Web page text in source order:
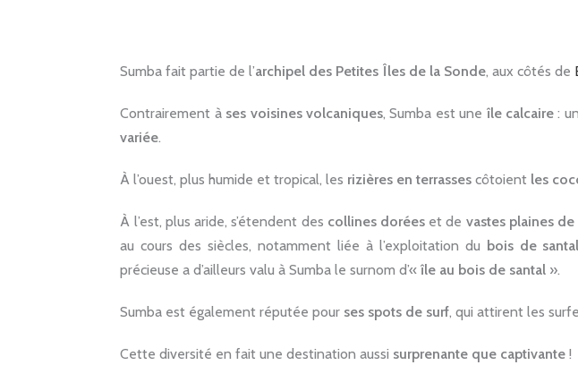
Sumba fait partie de l’archipel des Petites Îles de la Sonde, aux côtés de
Contrairement à ses voisines volcaniques, Sumba est une île calcaire:
variée.
À l’ouest, plus humide et tropical, les rizières en terrasses côtoient les
À l’est, plus aride, s’étendent des collines dorées et de vastes plaines de
au cours des siècles, notamment liée à l’exploitation du bois de santal
précieuse a d’ailleurs valu àSumba le surnom d’« île au bois de santal ».
Sumba est également réputée pour ses spots de surf, qui attirent les
Cette diversité en fait une destination aussi surprenante que captivante !